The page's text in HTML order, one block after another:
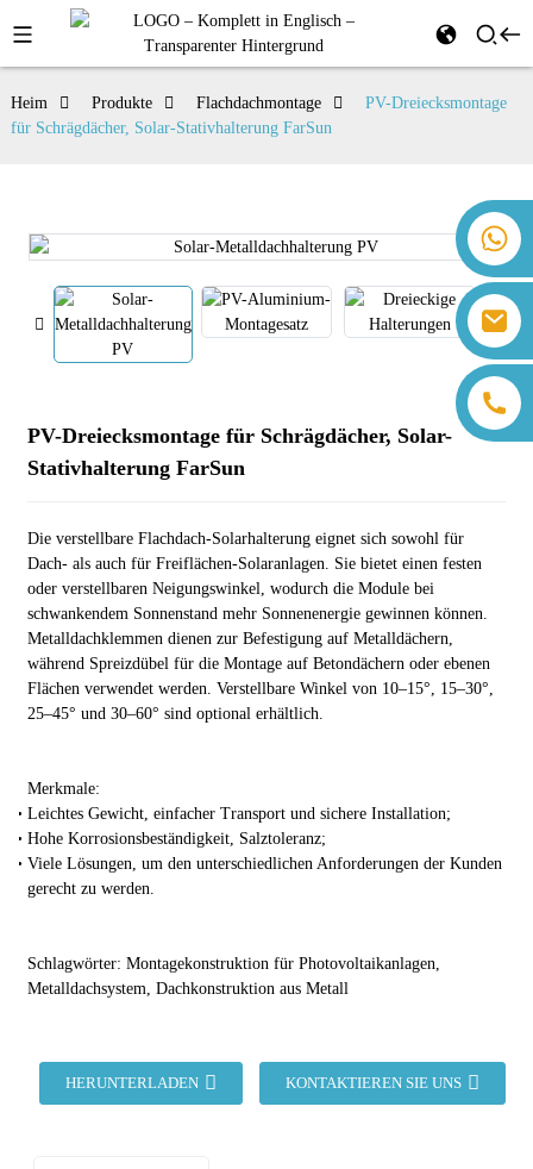
+86 18259071452 Hanna Lee
+86 13559179905 Sally Chen
+86 18350266301 Iris Hong
+86 18806057002 Sanborn Guo
Heim Produkte Flachdachmontage
PV-Dreiecksmontage
für Schrägdächer, Solar-Stativhalterung FarSun
PV-Dreiecksmontage für Schrägdächer, Solar-
Stativhalterung FarSun
Die verstellbare Flachdach-Solarhalterung eignet sich sowohl für
Dach- als auch für Freiflächen-Solaranlagen. Sie bietet einen festen
oder verstellbaren Neigungswinkel, wodurch die Module bei
schwankendem Sonnenstand mehr Sonnenenergie gewinnen können.
Metalldachklemmen dienen zur Befestigung auf Metalldächern,
während Spreizdübel für die Montage auf Betondächern oder ebenen
Flächen verwendet werden. Verstellbare Winkel von 10–15°, 15–30°,
25–45° und 30–60° sind optional erhältlich.
Merkmale:
Leichtes Gewicht, einfacher Transport und sichere Installation;
Hohe Korrosionsbeständigkeit, Salztoleranz;
Viele Lösungen, um den unterschiedlichen Anforderungen der Kunden
gerecht zu werden.
Schlagwörter: Montagekonstruktion für Photovoltaikanlagen,
Metalldachsystem, Dachkonstruktion aus Metall
HERUNTERLADEN KONTAKTIEREN SIE UNS